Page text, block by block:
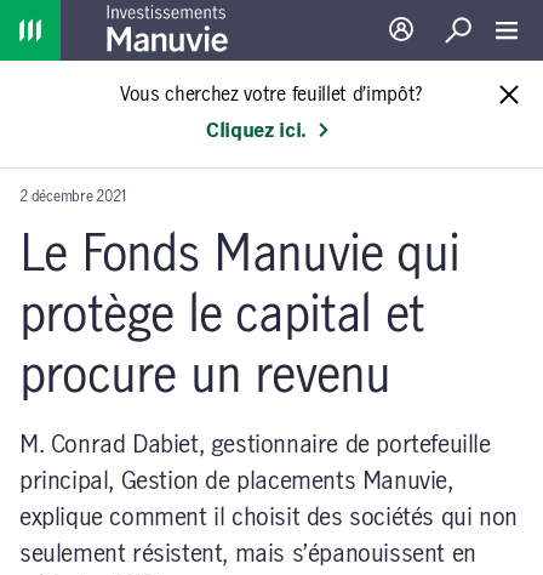
Home
Ouverture de
Recherche
Vous cherchez votre feuillet d’impôt?
Cliquez ici.
2 décembre 2021
Le Fonds Manuvie qui
protège le capital et
procure un revenu
M. Conrad Dabiet, gestionnaire de portefeuille
principal, Gestion de placements Manuvie,
explique comment il choisit des sociétés qui non
seulement résistent, mais s’épanouissent en